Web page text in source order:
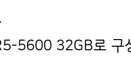
5600 32GB로 구